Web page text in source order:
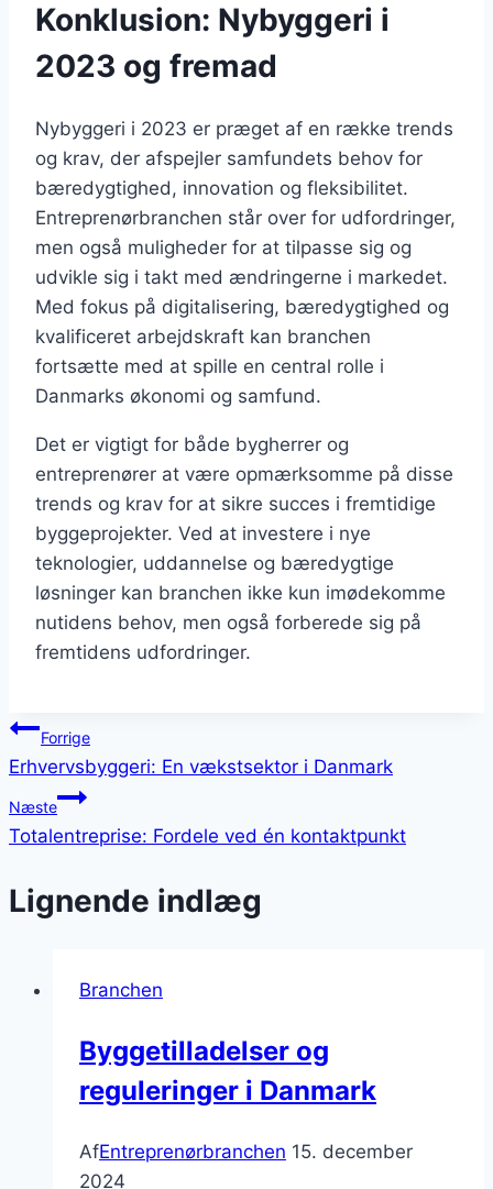
Konklusion: Nybyggeri i
2023 og fremad
Nybyggeri i 2023 er præget af en række trends
og krav, der afspejler samfundets behov for
bæredygtighed, innovation og fleksibilitet.
Entreprenørbranchen står over for udfordringer,
men også muligheder for at tilpasse sig og
udvikle sig i takt med ændringerne i markedet.
Med fokus på digitalisering, bæredygtighed og
kvalificeret arbejdskraft kan branchen
fortsætte med at spille en central rolle i
Danmarks økonomi og samfund.
Det er vigtigt for både bygherrer og
entreprenører at være opmærksomme på disse
trends og krav for at sikre succes i fremtidige
byggeprojekter. Ved at investere i nye
teknologier, uddannelse og bæredygtige
løsninger kan branchen ikke kun imødekomme
nutidens behov, men også forberede sig på
fremtidens udfordringer.
Indlægsnavigation
Forrige
Erhvervsbyggeri: En vækstsektor i Danmark
Næste
Totalentreprise: Fordele ved én kontaktpunkt
Lignende indlæg
Branchen
Byggetilladelser og
reguleringer i Danmark
AfEntreprenørbranchen 15. december
2024